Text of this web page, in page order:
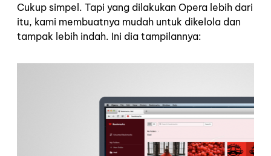
Cukup simpel. Tapi yang dilakukan Opera lebih dari
itu, kami membuatnya mudah untuk dikelola dan
tampak lebih indah. Ini dia tampilannya: